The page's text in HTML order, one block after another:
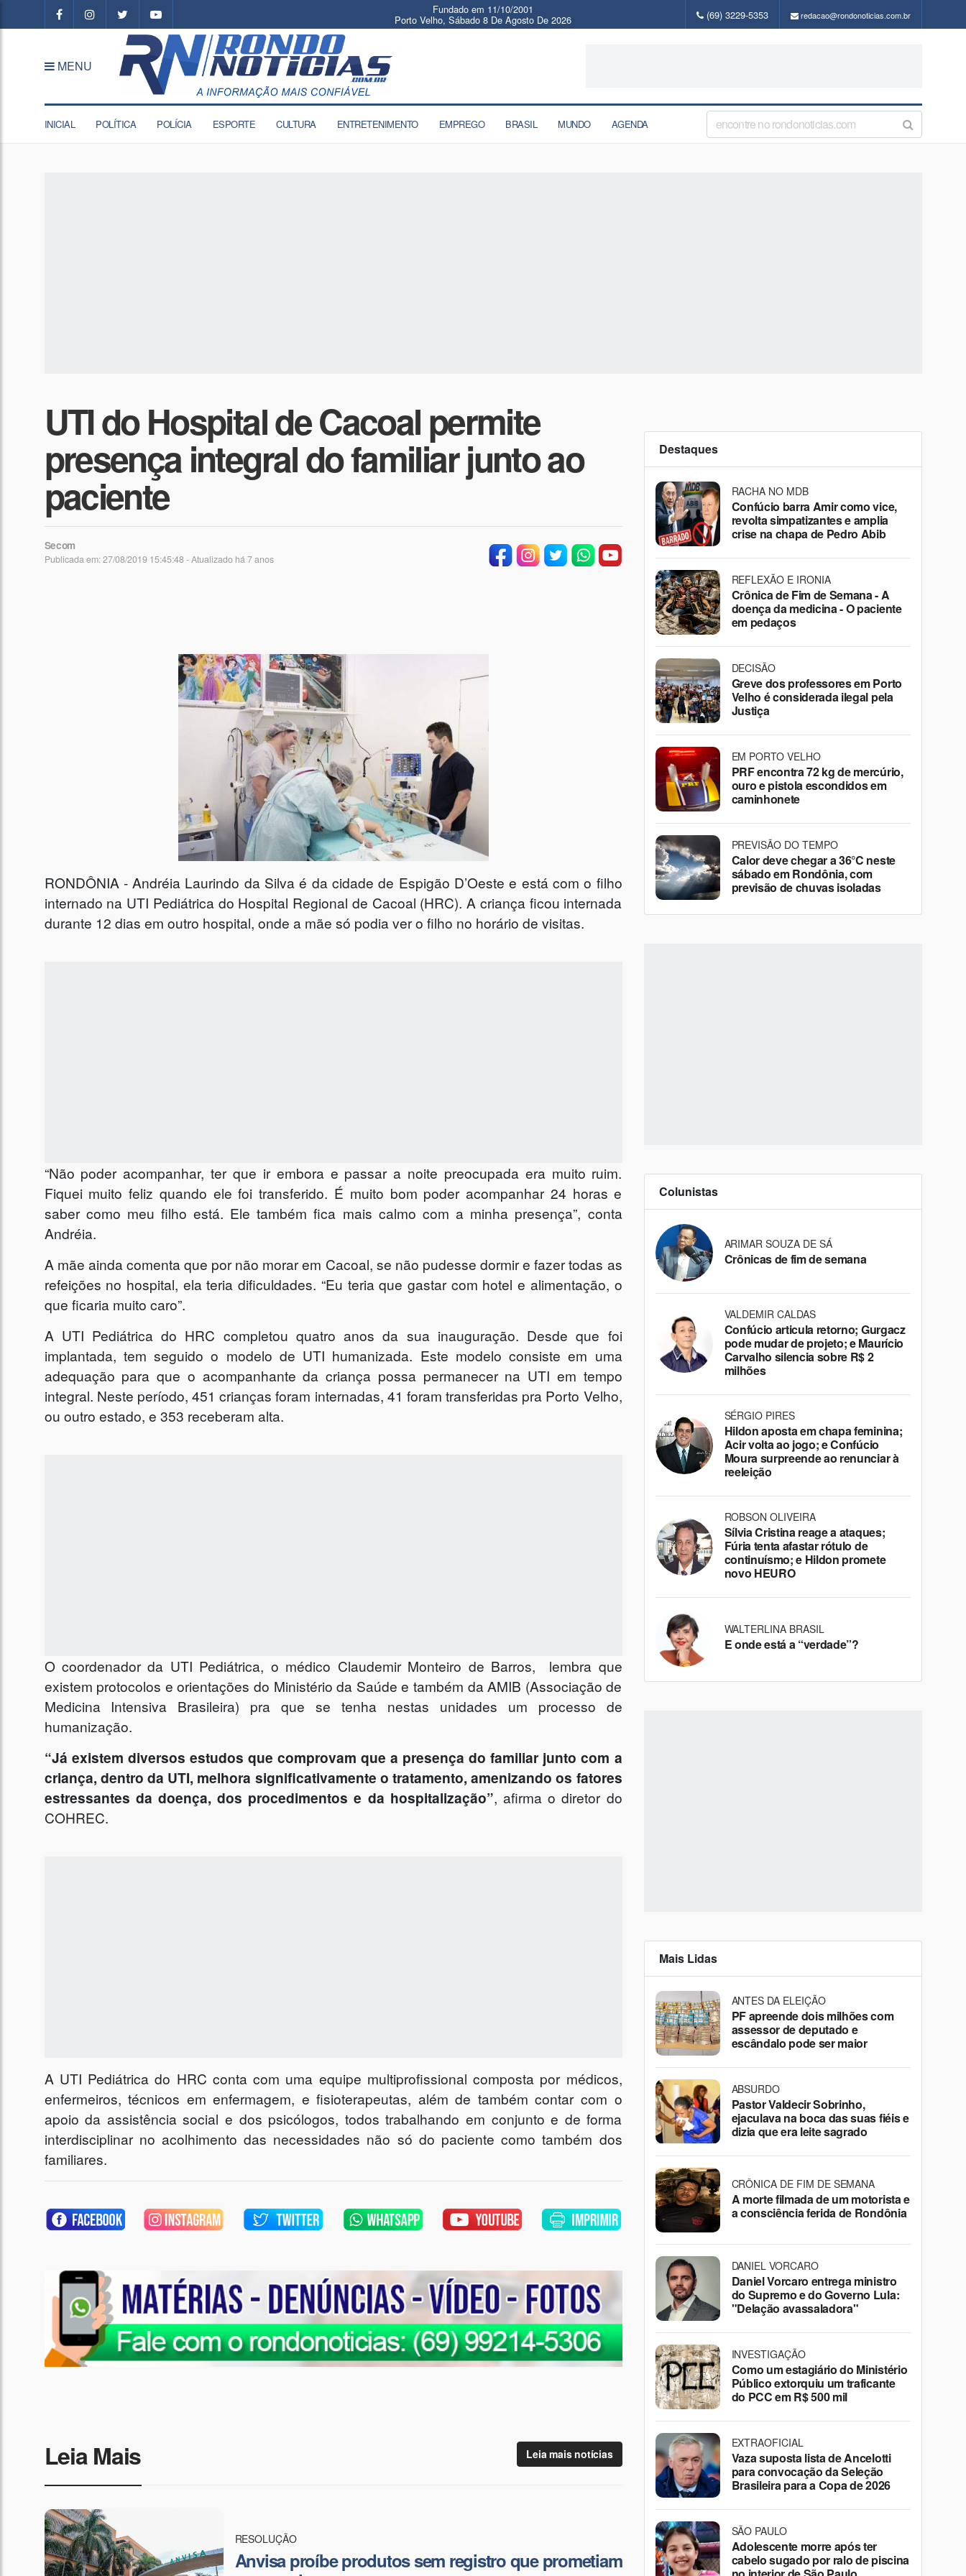
Fundado em 11/10/2001
Porto Velho, Sábado 8 De Agosto De 2026 (69) 3229-5353 redacao@rondonoticias.com.br
MENU
INICIAL POLÍTICA POLÍCIA ESPORTE CULTURA ENTRETENIMENTO EMPREGO BRASIL MUNDO AGENDA
UTI do Hospital de Cacoal permite
presença integral do familiar junto ao
paciente
Secom
Publicada em: 27/08/2019 15:45:48 - Atualizado há 7 anos
RONDÔNIA - Andréia Laurindo da Silva é da cidade de Espigão D’Oeste e está com o filho
internado na UTI Pediátrica do Hospital Regional de Cacoal (HRC). A criança ficou internada
durante 12 dias em outro hospital, onde a mãe só podia ver o filho no horário de visitas.
“Não poder acompanhar, ter que ir embora e passar a noite preocupada era muito ruim.
Fiquei muito feliz quando ele foi transferido. É muito bom poder acompanhar 24 horas e
saber como meu filho está. Ele também fica mais calmo com a minha presença”, conta
Andréia.
A mãe ainda comenta que por não morar em Cacoal, se não pudesse dormir e fazer todas as
refeições no hospital, ela teria dificuldades. “Eu teria que gastar com hotel e alimentação, o
que ficaria muito caro”.
A UTI Pediátrica do HRC completou quatro anos da sua inauguração. Desde que foi
implantada, tem seguido o modelo de UTI humanizada. Este modelo consiste em uma
adequação para que o acompanhante da criança possa permanecer na UTI em tempo
integral. Neste período, 451 crianças foram internadas, 41 foram transferidas pra Porto Velho,
ou outro estado, e 353 receberam alta.
O coordenador da UTI Pediátrica, o médico Claudemir Monteiro de Barros, lembra que
existem protocolos e orientações do Ministério da Saúde e também da AMIB (Associação de
Medicina Intensiva Brasileira) pra que se tenha nestas unidades um processo de
humanização.
“Já existem diversos estudos que comprovam que a presença do familiar junto com a
criança, dentro da UTI, melhora significativamente o tratamento, amenizando os fatores
estressantes da doença, dos procedimentos e da hospitalização”, afirma o diretor do
COHREC.
A UTI Pediátrica do HRC conta com uma equipe multiprofissional composta por médicos,
enfermeiros, técnicos em enfermagem, e fisioterapeutas, além de também contar com o
apoio da assistência social e dos psicólogos, todos trabalhando em conjunto e de forma
interdisciplinar no acolhimento das necessidades não só do paciente como também dos
familiares.
Leia Mais Leia mais notícias
RESOLUÇÃO
Anvisa proíbe produtos sem registro que prometiam
Destaques
RACHA NO MDB
Confúcio barra Amir como vice,
revolta simpatizantes e amplia
crise na chapa de Pedro Abib
REFLEXÃO E IRONIA
Crônica de Fim de Semana - A
doença da medicina - O paciente
em pedaços
DECISÃO
Greve dos professores em Porto
Velho é considerada ilegal pela
Justiça
EM PORTO VELHO
PRF encontra 72 kg de mercúrio,
ouro e pistola escondidos em
caminhonete
PREVISÃO DO TEMPO
Calor deve chegar a 36°C neste
sábado em Rondônia, com
previsão de chuvas isoladas
Colunistas
ARIMAR SOUZA DE SÁ
Crônicas de fim de semana
VALDEMIR CALDAS
Confúcio articula retorno; Gurgacz
pode mudar de projeto; e Maurício
Carvalho silencia sobre R$ 2
milhões
SÉRGIO PIRES
Hildon aposta em chapa feminina;
Acir volta ao jogo; e Confúcio
Moura surpreende ao renunciar à
reeleição
ROBSON OLIVEIRA
Sílvia Cristina reage a ataques;
Fúria tenta afastar rótulo de
continuísmo; e Hildon promete
novo HEURO
WALTERLINA BRASIL
E onde está a “verdade”?
Mais Lidas
ANTES DA ELEIÇÃO
PF apreende dois milhões com
assessor de deputado e
escândalo pode ser maior
ABSURDO
Pastor Valdecir Sobrinho,
ejaculava na boca das suas fiéis e
dizia que era leite sagrado
CRÔNICA DE FIM DE SEMANA
A morte filmada de um motorista e
a consciência ferida de Rondônia
DANIEL VORCARO
Daniel Vorcaro entrega ministro
do Supremo e do Governo Lula:
"Delação avassaladora"
INVESTIGAÇÃO
Como um estagiário do Ministério
Público extorquiu um traficante
do PCC em R$ 500 mil
EXTRAOFICIAL
Vaza suposta lista de Ancelotti
para convocação da Seleção
Brasileira para a Copa de 2026
SÃO PAULO
Adolescente morre após ter
cabelo sugado por ralo de piscina